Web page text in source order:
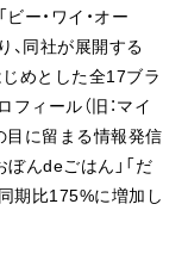
ー・ワイ・オー
、同社が展開する
じめとした全17ブラ
ィール（旧：マイ
目に留まる情報発信
んdeごはん」「だ
期比175%に増加し